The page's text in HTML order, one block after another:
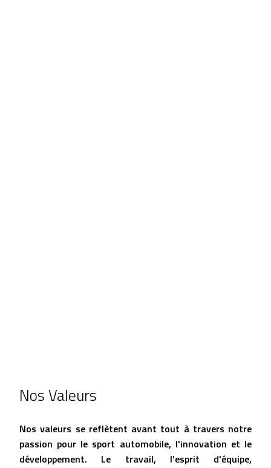
Nos Valeurs
Nos valeurs se reflètent avant tout à travers notre
passion pour le sport automobile, l'innovation et le
développement. Le travail, l'esprit d'équipe,